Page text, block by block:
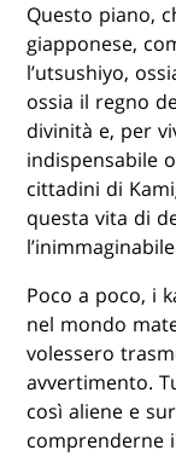
Questo piano,
giapponese,
l’utsushiyo,
ossia il regno
divinità e, per
indispensabile
cittadini di
questa vita di
Poco a poco, i
nel mondo
volessero
avvertimento.
così aliene e
comprenderne